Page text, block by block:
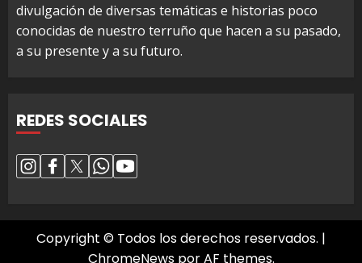
divulgación de diversas temáticas e historias poco
conocidas de nuestro terruño que hacen a su pasado,
a su presente y a su futuro.
REDES SOCIALES
Copyright © Todos los derechos reservados. |
ChromeNewspor AF themes.